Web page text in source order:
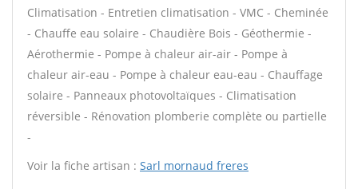
Climatisation - Entretien climatisation - VMC - Cheminée
- Chauffe eau solaire - Chaudière Bois - Géothermie -
Aérothermie - Pompe à chaleur air-air - Pompe à
chaleur air-eau - Pompe à chaleur eau-eau - Chauffage
solaire - Panneaux photovoltaïques - Climatisation
réversible - Rénovation plomberie complète ou partielle
-
Voir la fiche artisan : Sarl mornaud freres